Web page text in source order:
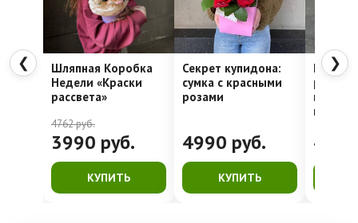
❮
Шляпная Коробка
Недели «Краски
рассвета»
4762руб.
3990 руб.
КУПИТЬ
Секрет купидона:
сумка с красными
розами
4990 руб.
КУПИТЬ
❯